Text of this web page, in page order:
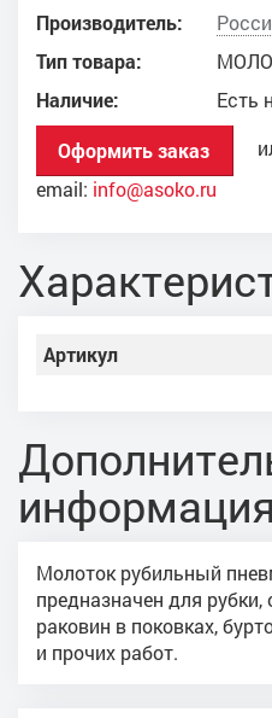
Производитель:
Тип товара:
Наличие:
Есть
Оформить заказ
email: info@asoko.ru
Артикул
информация
Молоток рубильный
предназначен для
раковин в поковках,
и прочих работ.